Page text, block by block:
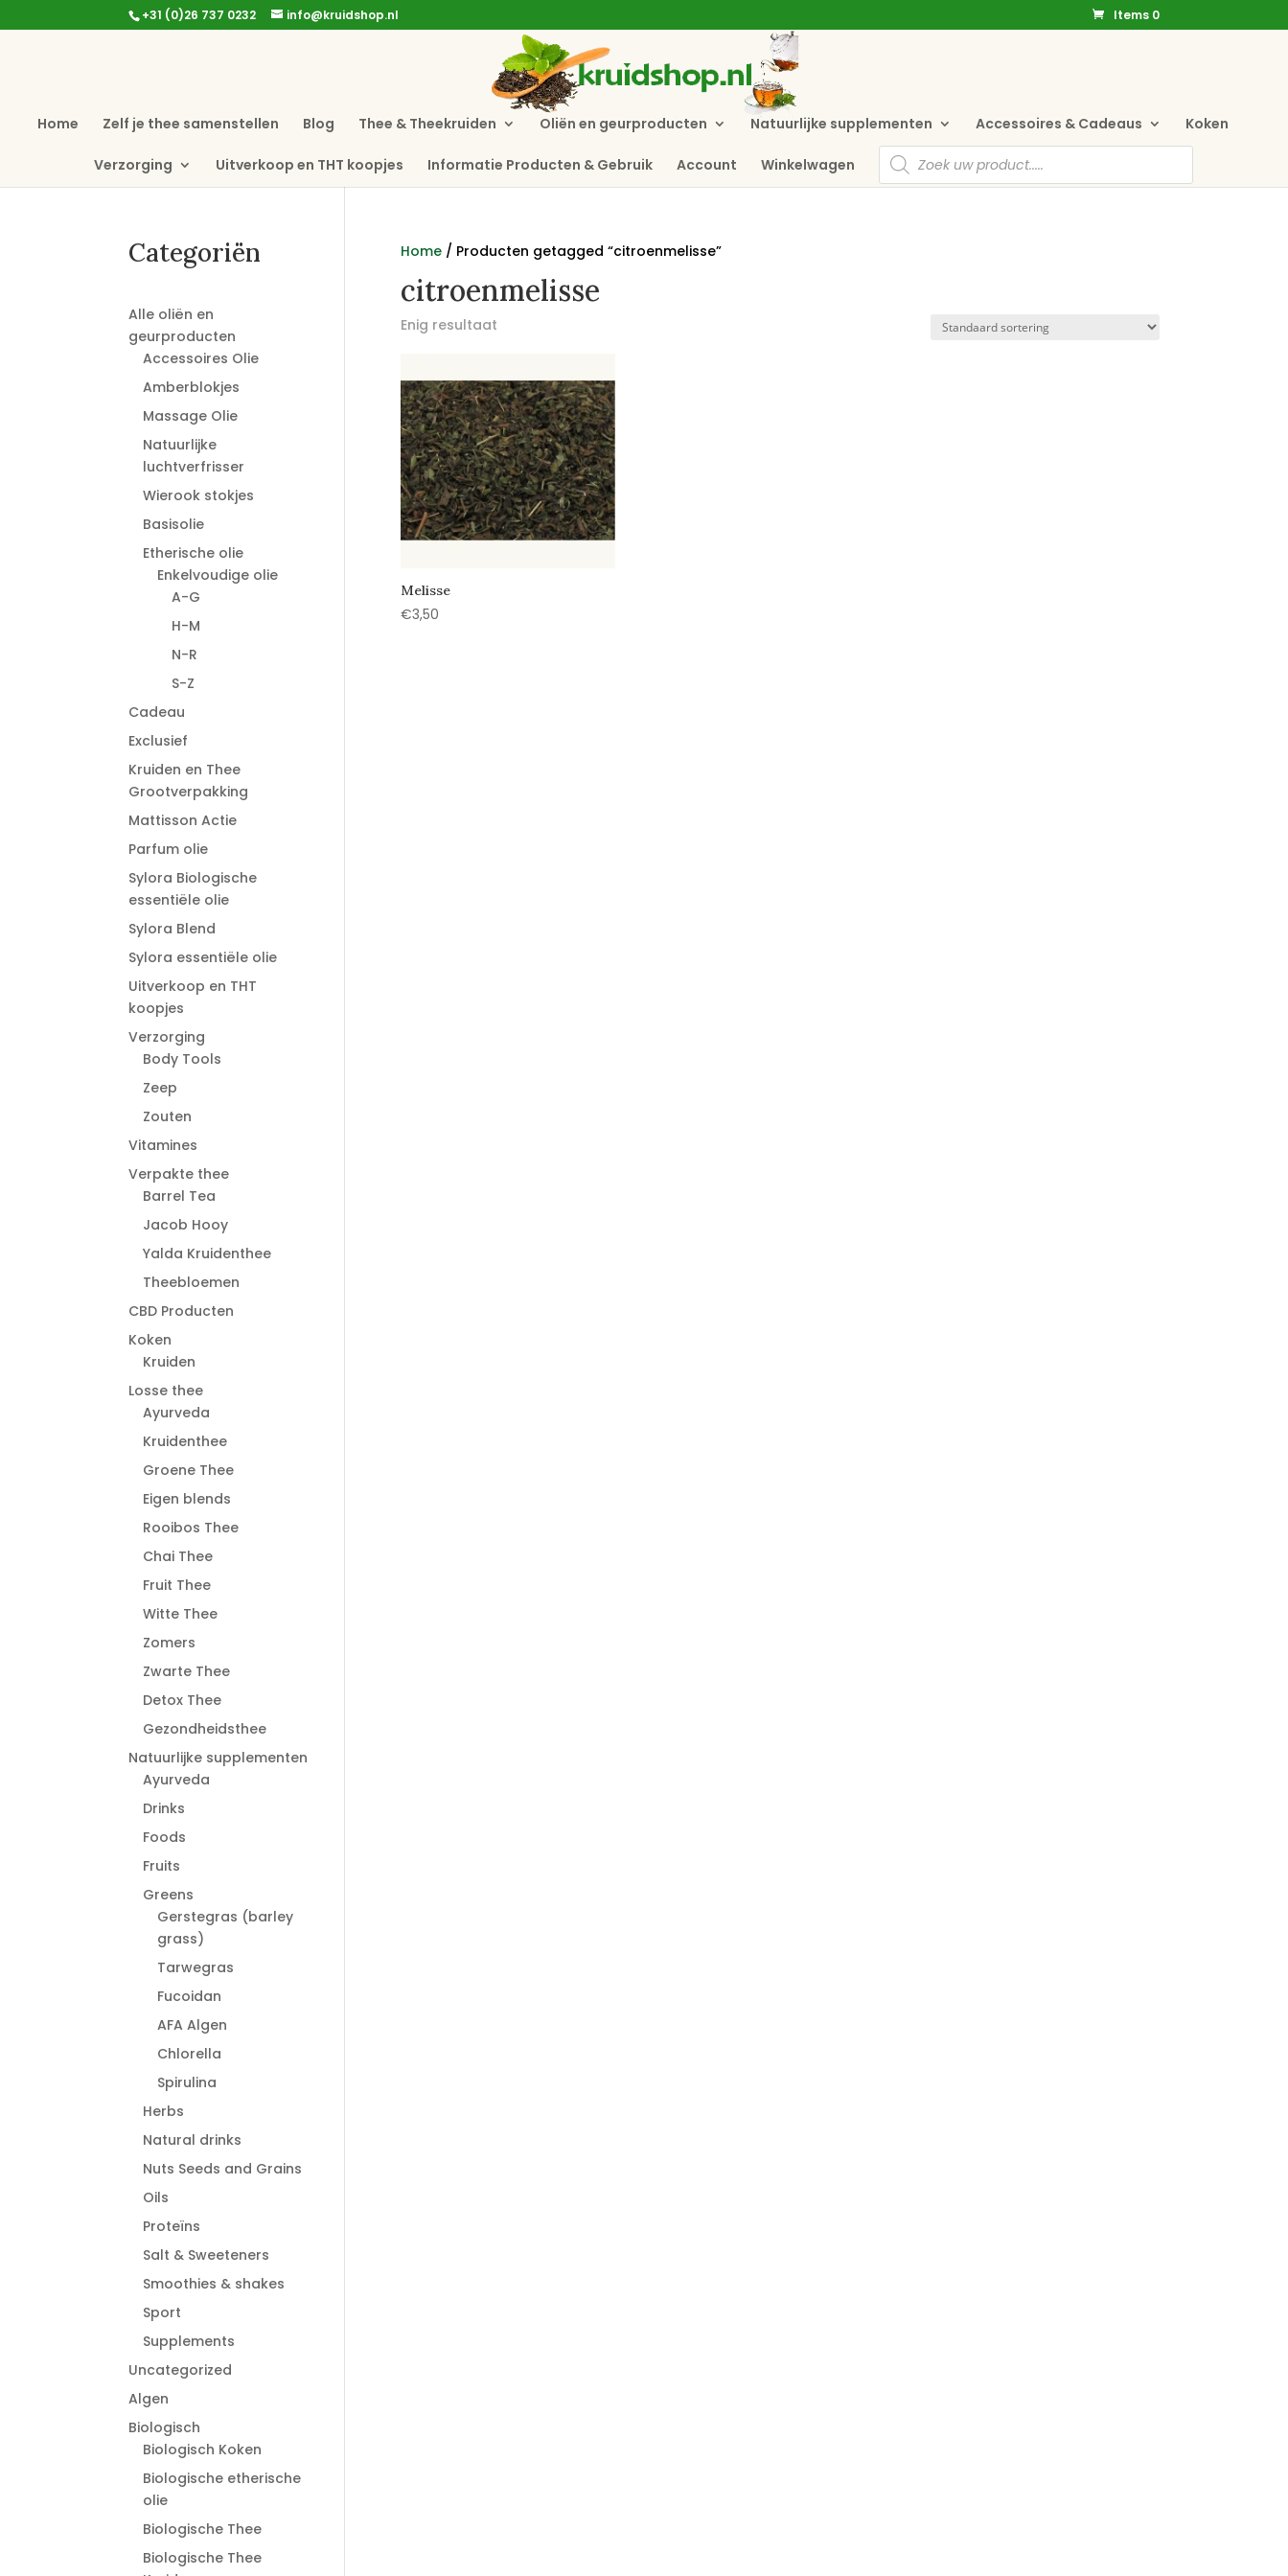
+31 (0)26 737 0232 info@kruidshop.nl Items 0
Home Zelf je thee samenstellen Blog Thee & Theekruiden Oliën en geurproducten Natuurlijke supplementen Accessoires & Cadeaus Koken
Verzorging Uitverkoop en THT koopjes Informatie Producten & Gebruik Account Winkelwagen
Producten
zoeken
Home/ Producten getagged “citroenmelisse”
citroenmelisse
Enig resultaat
Melisse
€3,50
Categoriën
Alle oliën en
geurproducten
Accessoires Olie
Amberblokjes
Massage Olie
Natuurlijke
luchtverfrisser
Wierook stokjes
Basisolie
Etherische olie
Enkelvoudige olie
A-G
H-M
N-R
S-Z
Cadeau
Exclusief
Kruiden en Thee
Grootverpakking
Mattisson Actie
Parfum olie
Sylora Biologische
essentiële olie
Sylora Blend
Sylora essentiële olie
Uitverkoop en THT
koopjes
Verzorging
Body Tools
Zeep
Zouten
Vitamines
Verpakte thee
Barrel Tea
Jacob Hooy
Yalda Kruidenthee
Theebloemen
CBD Producten
Koken
Kruiden
Losse thee
Ayurveda
Kruidenthee
Groene Thee
Eigen blends
Rooibos Thee
Chai Thee
Fruit Thee
Witte Thee
Zomers
Zwarte Thee
Detox Thee
Gezondheidsthee
Natuurlijke supplementen
Ayurveda
Drinks
Foods
Fruits
Greens
Gerstegras (barley
grass)
Tarwegras
Fucoidan
AFA Algen
Chlorella
Spirulina
Herbs
Natural drinks
Nuts Seeds and Grains
Oils
Proteïns
Salt & Sweeteners
Smoothies & shakes
Sport
Supplements
Uncategorized
Algen
Biologisch
Biologisch Koken
Biologische etherische
olie
Biologische Thee
Biologische Thee